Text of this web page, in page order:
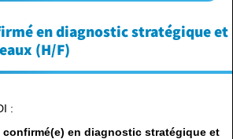
en diagnostic stratégique et
(H/F)
:
confirmé(e) en diagnostic stratégique et